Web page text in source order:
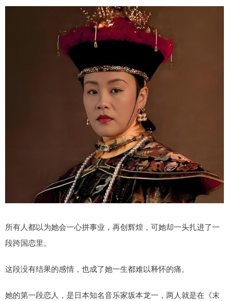
所有人都以为她会一心拼事业，再创辉煌，可她却一头扎进了一
段跨国恋里。
这段没有结果的感情，也成了她一生都难以释怀的痛。
她的第一段恋人，是日本知名音乐家坂本龙一，两人就是在《末